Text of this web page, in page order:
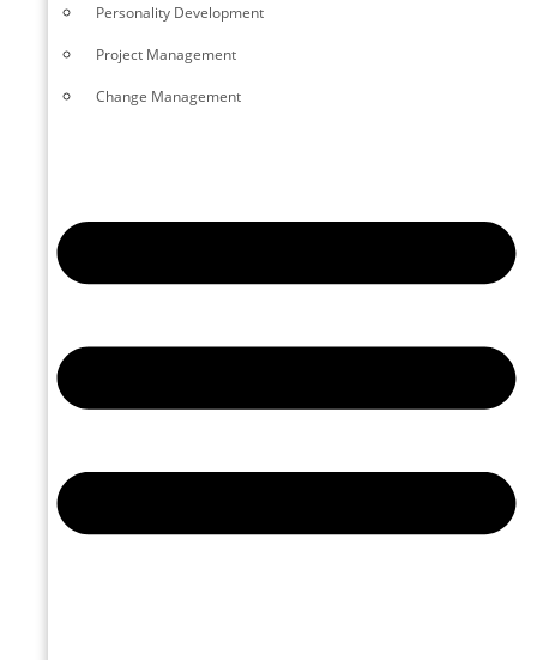
Personality Development
Project Management
Change Management